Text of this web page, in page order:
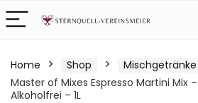
Home Shop
Master of Mixes Espresso Martini Mix
Alkoholfrei – 1L